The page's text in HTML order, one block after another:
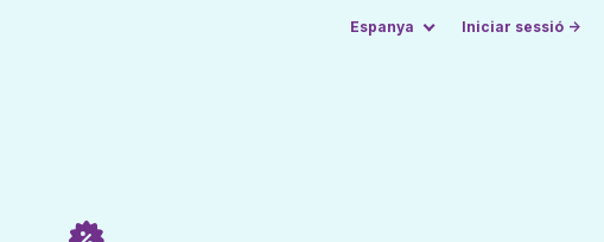
Espanya Iniciar sessió →